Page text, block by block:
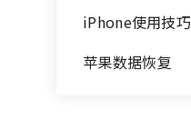
iPhone使用技巧
苹果数据恢复